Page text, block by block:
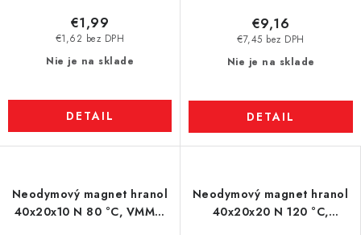
Nie je na sklade
€1,62 bez DPH
€1,99
DETAIL
Nie je na sklade
€7,45 bez DPH
€9,16
DETAIL
Neodymový magnet hranol
40x20x10 N 80 °C, VMM7-
Neodymový magnet hranol
40x20x20 N 120 °C,